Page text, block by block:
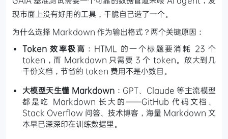
现市面上没有好用的工具，干脆自己造了一个。
为什么选择 Markdown 作为输出格式？两个关键原因：
Token 效率极高 ：HTML 的一个标题要消耗 23 个
token，而 Markdown 只需要 3 个 token。放大到几
千份文档，节省的 token 费用不是小数目。
大模型天生懂 Markdown ：GPT、Claude 等主流模型
都是吃 Markdown 长大的——GitHub 代码文档、
Stack Overflow 问答、技术博客，海量 Markdown 文
本早已深深印在训练数据里。